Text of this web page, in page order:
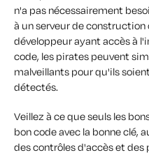
n'a pas nécessairement
à un serveur de
développeur ayant accès à
code, les pirates peuvent
malveillants pour qu'ils
détectés.
Veillez à ce que seuls les
bon code avec la bonne clé,
des contrôles d'accès et